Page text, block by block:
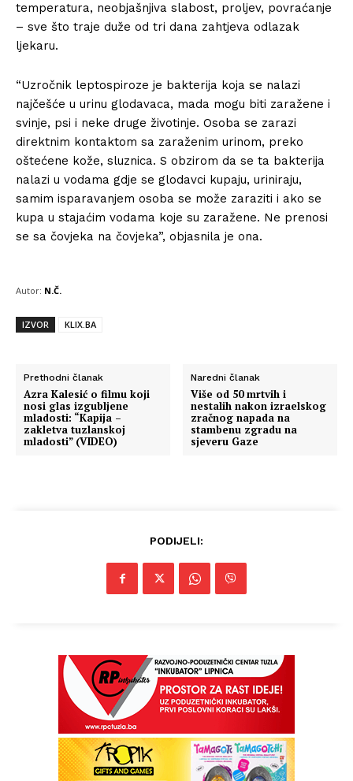
temperatura, neobjašnjiva slabost, proljev, povraćanje
– sve što traje duže od tri dana zahtjeva odlazak
ljekaru.
“Uzročnik leptospiroze je bakterija koja se nalazi
najčešće u urinu glodavaca, mada mogu biti zaražene i
svinje, psi i neke druge životinje. Osoba se zarazi
direktnim kontaktom sa zaraženim urinom, preko
oštećene kože, sluznica. S obzirom da se ta bakterija
nalazi u vodama gdje se glodavci kupaju, uriniraju,
samim isparavanjem osoba se može zaraziti i ako se
kupa u stajaćim vodama koje su zaražene. Ne prenosi
se sa čovjeka na čovjeka”, objasnila je ona.
Autor: N.Č.
IZVOR KLIX.BA
Prethodni članak
Azra Kalesić o filmu koji
nosi glas izgubljene
mladosti: “Kapija –
zakletva tuzlanskoj
mladosti” (VIDEO)
Naredni članak
Više od 50 mrtvih i
nestalih nakon izraelskog
zračnog napada na
stambenu zgradu na
sjeveru Gaze
PODIJELI: